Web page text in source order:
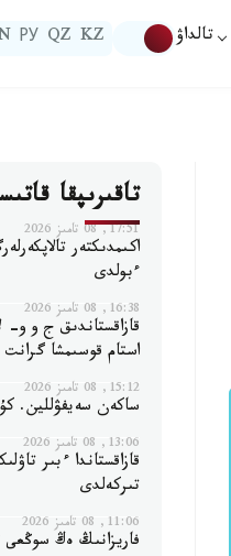
تالداۋ KZ
QZ
РУ
تاقىرىپقا
17:51, 08 تامىز 2026
اكىمدىكتەر
ءبولدى
16:38, 08 تامىز 2026
استام قوسىمشا
15:12, 08 تامىز 2026
ساكەن سەيفۋللين.
13:06, 08 تامىز 2026
قازاقستاندا ءبىر
تىركەلدى
11:06, 08 تامىز 2026
فاريزانىڭ ەڭ سوڭعى